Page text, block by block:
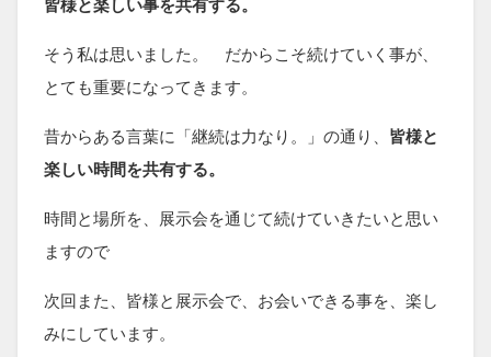
そう私は思いました。 だからこそ続けていく事が、
とても重要になってきます。
昔からある言葉に「継続は力なり。」の通り、 皆様と
楽しい時間を共有する。
時間と場所を、展示会を通じて続けていきたいと思い
ますので
次回また、皆様と展示会で、お会いできる事を、楽し
みにしています。